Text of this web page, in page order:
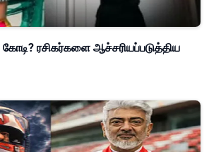
கோடி? ரசிகர்களை ஆச்சரியப்படுத்திய